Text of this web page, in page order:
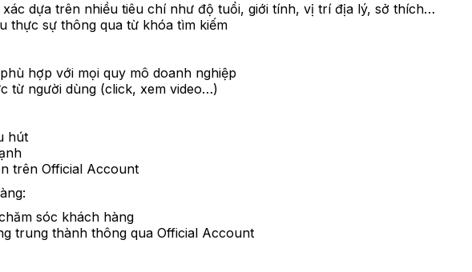
dựa trên nhiều tiêu chí như độ tuổi, giới tính, vị trí địa lý, sở thích…
thực sự thông qua từ khóa tìm kiếm
hợp với mọi quy mô doanh nghiệp
từ người dùng (click, xem video…)
hút
trên Official Account
sóc khách hàng
trung thành thông qua Official Account